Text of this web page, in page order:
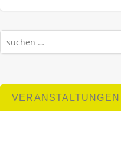
VERANSTALTUNGEN